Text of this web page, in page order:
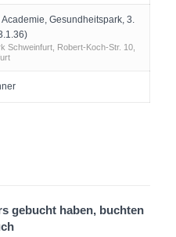
Gesundheitspark, 3.
Schweinfurt, Robert-Koch-Str. 10,
gebucht haben, buchten